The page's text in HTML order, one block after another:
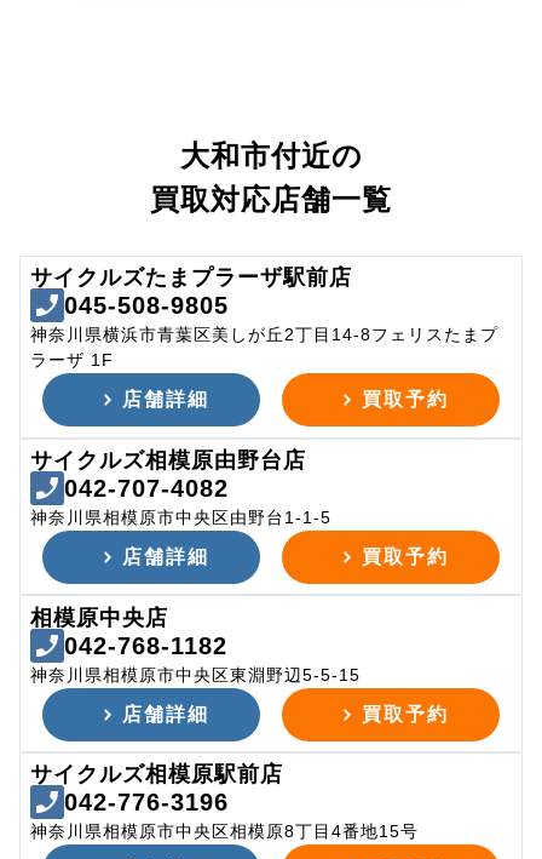
大和市付近の
買取対応店舗一覧
サイクルズたまプラーザ駅前店
045-508-9805
神奈川県横浜市青葉区美しが丘2丁目14-8フェリスたまプ
ラーザ 1F
店舗詳細 買取予約
サイクルズ相模原由野台店
042-707-4082
神奈川県相模原市中央区由野台1-1-5
店舗詳細 買取予約
相模原中央店
042-768-1182
神奈川県相模原市中央区東淵野辺5-5-15
店舗詳細 買取予約
サイクルズ相模原駅前店
042-776-3196
神奈川県相模原市中央区相模原8丁目4番地15号